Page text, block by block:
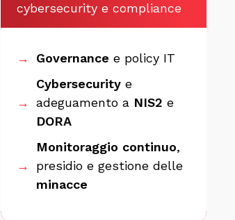
cybersecurity e compliance
→ Governancee policy IT
→
Cybersecurity e
adeguamento a NIS2e
DORA
→
Monitoraggio continuo,
presidio e gestione delle
minacce